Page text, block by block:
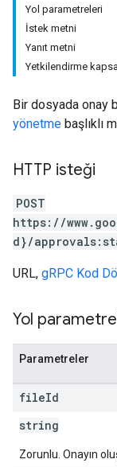
Yol parametreleri
İstek metni
Yanıt metni
Yetkilendirme
Bir dosyada onay
yönetme başlıklı
HTTP isteği
POST
https://
d}/
URL, gRPC Kod
Yol
Parametreler
fileId
string
Zorunlu. Onayın